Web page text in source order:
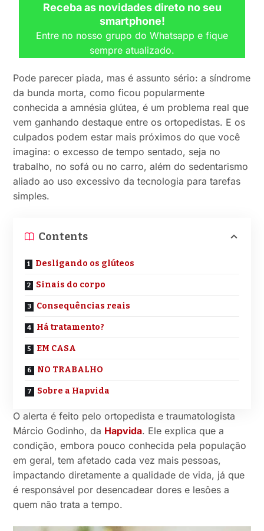
Receba as novidades direto no seu
smartphone!
Entre no nosso grupo do Whatsapp e fique
sempre atualizado.
Pode parecer piada, mas é assunto sério: a síndrome
da bunda morta, como ficou popularmente
conhecida a amnésia glútea, é um problema real que
vem ganhando destaque entre os ortopedistas. E os
culpados podem estar mais próximos do que você
imagina: o excesso de tempo sentado, seja no
trabalho, no sofá ou no carro, além do sedentarismo
aliado ao uso excessivo da tecnologia para tarefas
simples.
Contents
Desligando os glúteos
Sinais do corpo
Consequências reais
Há tratamento?
EM CASA
NO TRABALHO
Sobre a Hapvida
O alerta é feito pelo ortopedista e traumatologista
Márcio Godinho, da Hapvida. Ele explica que a
condição, embora pouco conhecida pela população
em geral, tem afetado cada vez mais pessoas,
impactando diretamente a qualidade de vida, já que
é responsável por desencadear dores e lesões a
quem não trata a tempo.